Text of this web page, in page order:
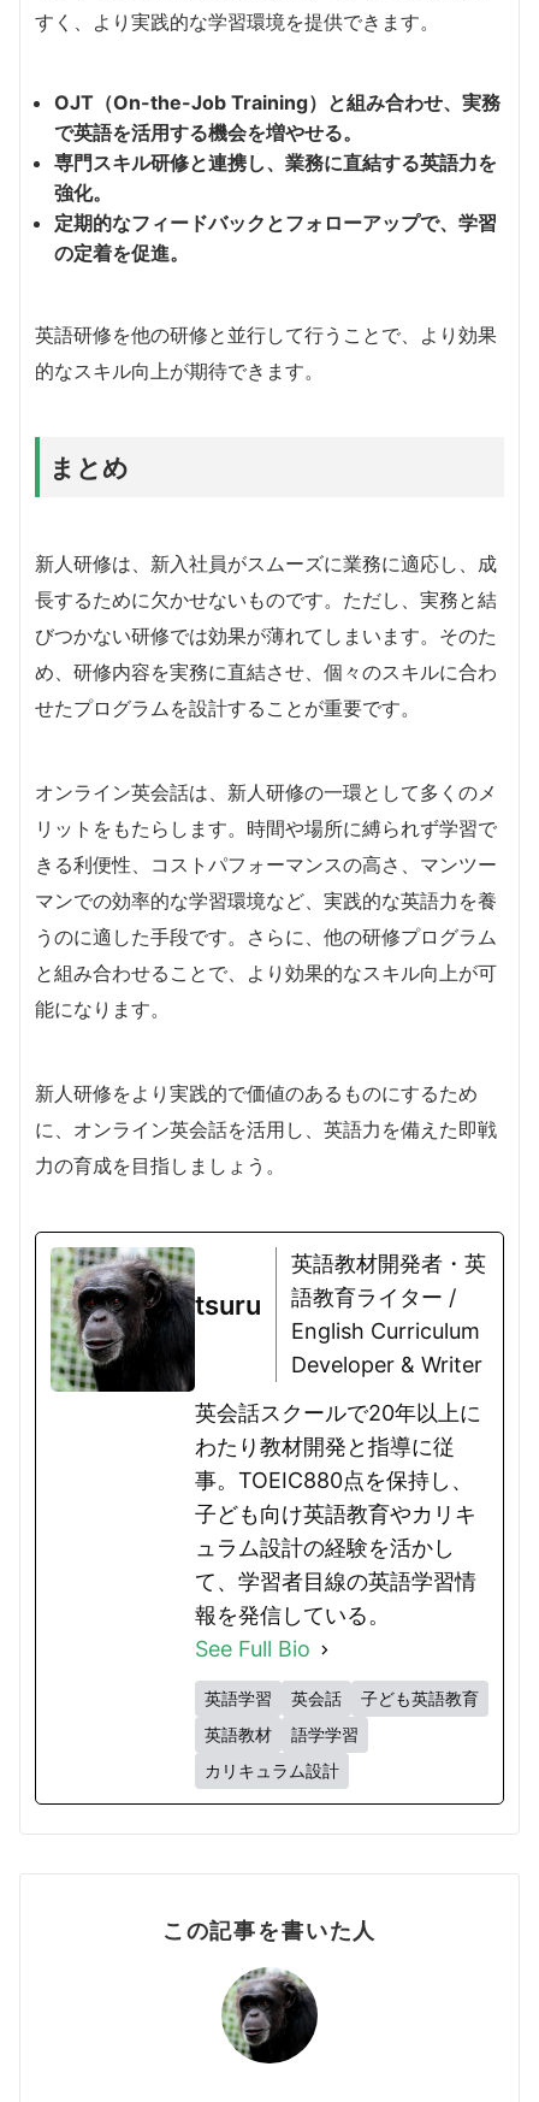
すく、より実践的な学習環境を提供できます。
OJT（On-the-Job Training）と組み合わせ、実務
で英語を活用する機会を増やせる。
専門スキル研修と連携し、業務に直結する英語力を
強化。
定期的なフィードバックとフォローアップで、学習
の定着を促進。
英語研修を他の研修と並行して行うことで、より効果
的なスキル向上が期待できます。
まとめ
新人研修は、新入社員がスムーズに業務に適応し、成
長するために欠かせないものです。ただし、実務と結
びつかない研修では効果が薄れてしまいます。そのた
め、研修内容を実務に直結させ、個々のスキルに合わ
せたプログラムを設計することが重要です。
オンライン英会話は、新人研修の一環として多くのメ
リットをもたらします。時間や場所に縛られず学習で
きる利便性、コストパフォーマンスの高さ、マンツー
マンでの効率的な学習環境など、実践的な英語力を養
うのに適した手段です。さらに、他の研修プログラム
と組み合わせることで、より効果的なスキル向上が可
能になります。
新人研修をより実践的で価値のあるものにするため
に、オンライン英会話を活用し、英語力を備えた即戦
力の育成を目指しましょう。
tsuru
英語教材開発者・英
語教育ライター /
English Curriculum
Developer & Writer
英会話スクールで20年以上に
わたり教材開発と指導に従
事。TOEIC880点を保持し、
子ども向け英語教育やカリキ
ュラム設計の経験を活かし
て、学習者目線の英語学習情
報を発信している。
See Full Bio
英語学習 英会話
子ども英語教育
英語教材
語学学習
カリキュラム設計
この記事を書いた人